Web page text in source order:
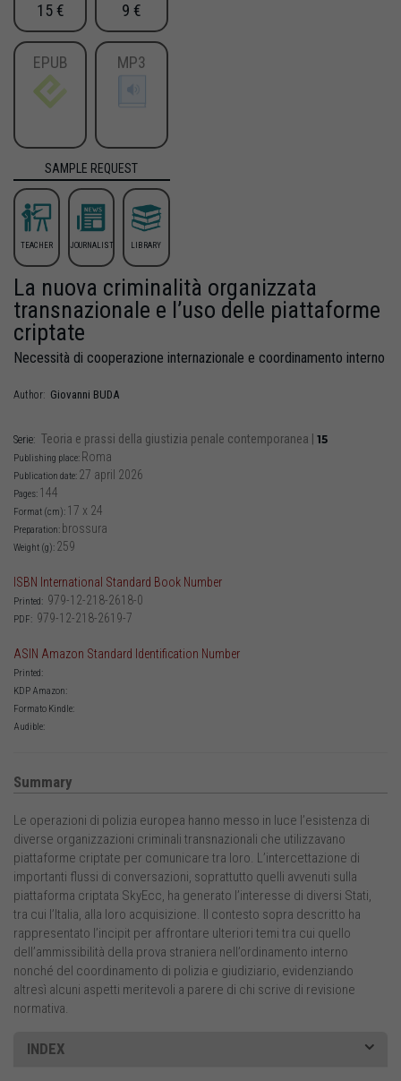
15 € 9 €
EPUB MP3
SAMPLE REQUEST
TEACHER JOURNALIST LIBRARY
La nuova criminalità organizzata
transnazionale e l’uso delle piattaforme
criptate
Necessità di cooperazione internazionale e coordinamento interno
Author: Giovanni BUDA
Serie: Teoria e prassi della giustizia penale contemporanea 15
Publishing place: Roma
Publication date: 27 april 2026
Pages: 144
Format (cm): 17 x 24
Preparation: brossura
Weight (g): 259
ISBN International Standard Book Number
Printed: 979-12-218-2618-0
PDF: 979-12-218-2619-7
ASIN Amazon Standard Identification Number
Printed:
KDP Amazon:
Formato Kindle:
Audible:
Summary
Le operazioni di polizia europea hanno messo in luce l’esistenza di
diverse organizzazioni criminali transnazionali che utilizzavano
piattaforme criptate per comunicare tra loro. L’intercettazione di
importanti flussi di conversazioni, soprattutto quelli avvenuti sulla
piattaforma criptata SkyEcc, ha generato l’interesse di diversi Stati,
tra cui l’Italia, alla loro acquisizione. Il contesto sopra descritto ha
rappresentato l’incipit per affrontare ulteriori temi tra cui quello
dell’ammissibilità della prova straniera nell’ordinamento interno
nonché del coordinamento di polizia e giudiziario, evidenziando
altresì alcuni aspetti meritevoli a parere di chi scrive di revisione
normativa.
INDEX